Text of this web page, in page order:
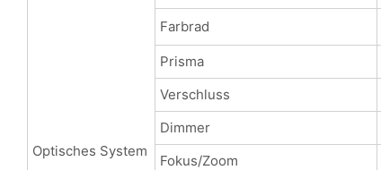
Optisches System
Farbrad
Prisma
Verschluss
Dimmer
Fokus/Zoom